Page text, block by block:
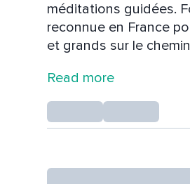
méditations guidées.
reconnue en France
et grands sur le
bien-être, au yoga
douce et ses créations
l’essentiel.
Read more